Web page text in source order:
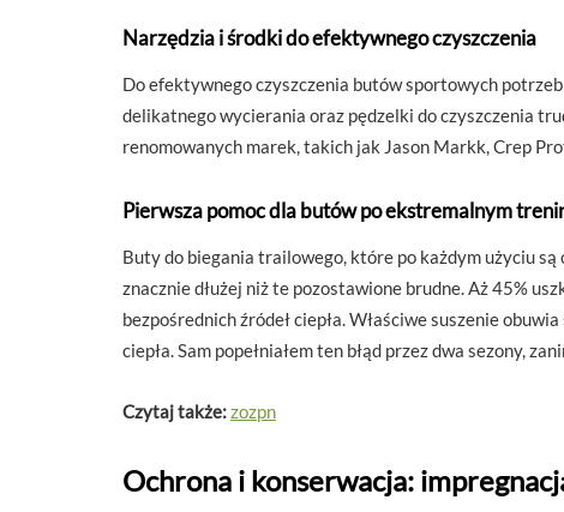
Narzędzia i środki do efektywnego czyszczenia
Do efektywnego czyszczenia butów sportowych
delikatnego wycierania oraz pędzelki do czyszczenia
renomowanych marek, takich jak Jason Markk, Crep
Pierwsza pomoc dla butów po ekstremalnym
Buty do biegania trailowego, które po każdym użyciu
znacznie dłużej niż te pozostawione brudne. Aż 45%
bezpośrednich źródeł ciepła. Właściwe suszenie
ciepła. Sam popełniałem ten błąd przez dwa sezony,
Czytaj także:zozpn
Ochrona i konserwacja: